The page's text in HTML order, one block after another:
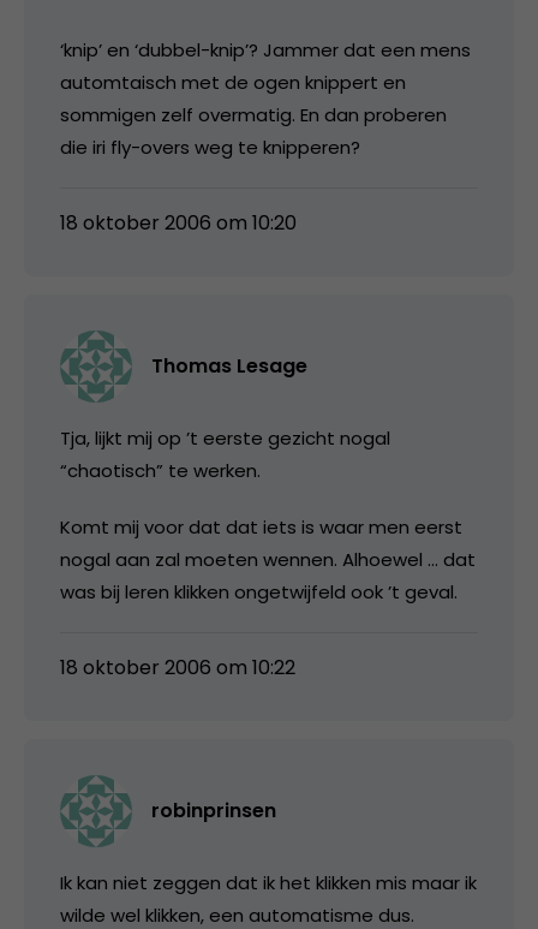
‘knip’ en ‘dubbel-knip’? Jammer dat een mens
automtaisch met de ogen knippert en
sommigen zelf overmatig. En dan proberen
die iri fly-overs weg te knipperen?
18 oktober 2006 om 10:20
Thomas Lesage
Tja, lijkt mij op ’t eerste gezicht nogal
“chaotisch” te werken.
Komt mij voor dat dat iets is waar men eerst
nogal aan zal moeten wennen. Alhoewel … dat
was bij leren klikken ongetwijfeld ook ’t geval.
18 oktober 2006 om 10:22
robinprinsen
Ik kan niet zeggen dat ik het klikken mis maar ik
wilde wel klikken, een automatisme dus.